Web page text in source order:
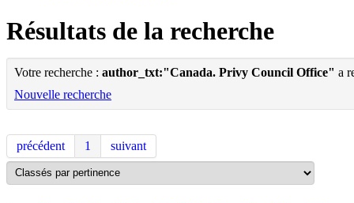
Résultats de la recherche
Votre recherche : author_txt:"Canada. Privy Council Office" a
Nouvelle recherche
précédent 1 suivant